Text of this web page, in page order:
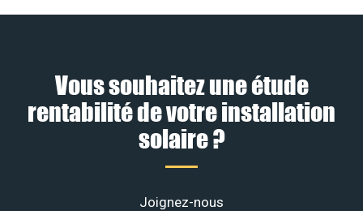
Vous souhaitez une étude
rentabilité de votre installation
solaire ?
Joignez-nous